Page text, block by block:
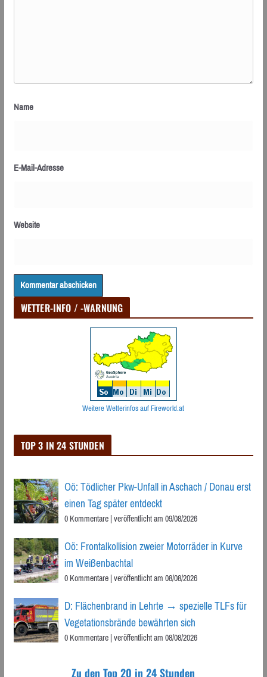
Name
E-Mail-Adresse
Website
WETTER-INFO / -WARNUNG
Weitere Wetterinfos auf Fireworld.at
TOP 3 IN 24 STUNDEN
Oö: Tödlicher Pkw-Unfall in Aschach / Donau erst
einen Tag später entdeckt
0 Kommentare|veröffentlicht am 09/08/2026
Oö: Frontalkollision zweier Motorräder in Kurve
im Weißenbachtal
0 Kommentare|veröffentlicht am 08/08/2026
D: Flächenbrand in Lehrte → spezielle TLFs für
Vegetationsbrände bewährten sich
0 Kommentare|veröffentlicht am 08/08/2026
Zu den Top 20 in 24 Stunden